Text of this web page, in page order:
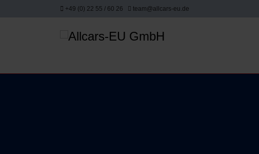
+49 (0) 22 55 / 60 26 team@allcars-eu.de